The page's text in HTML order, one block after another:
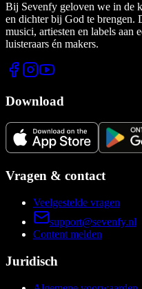
Bij Sevenfy geloven we in de
en dichter bij God te brengen.
musici, artiesten en labels aan
luisteraars én makers.
Download
Vragen & contact
Veelgestelde vragen
support@sevenfy.nl
Content melden
Juridisch